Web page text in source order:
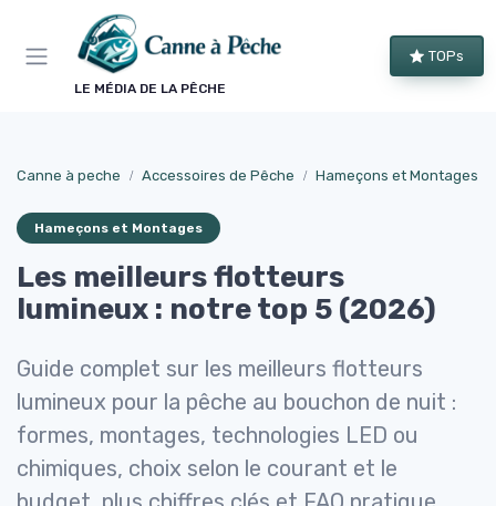
LE MÉDIA DE LA PÊCHE
TOPs
Canne à peche Accessoires de Pêche Hameçons et Montages
Hameçons et Montages
Les meilleurs flotteurs
lumineux : notre top 5 (2026)
Guide complet sur les meilleurs flotteurs
lumineux pour la pêche au bouchon de nuit :
formes, montages, technologies LED ou
chimiques, choix selon le courant et le
Panneau de gestion des cookies